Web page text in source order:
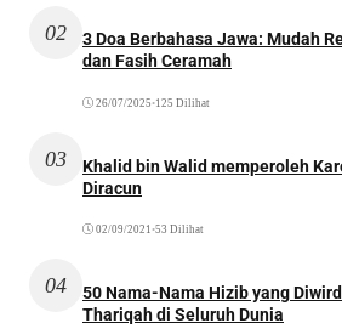
02
3 Doa Berbahasa Jawa: Mudah
dan Fasih Ceramah
26/07/2025 •125 Dilihat
03
Khalid bin Walid memperoleh
Diracun
02/09/2021 •53 Dilihat
04
50 Nama-Nama Hizib yang
Thariqah di Seluruh Dunia